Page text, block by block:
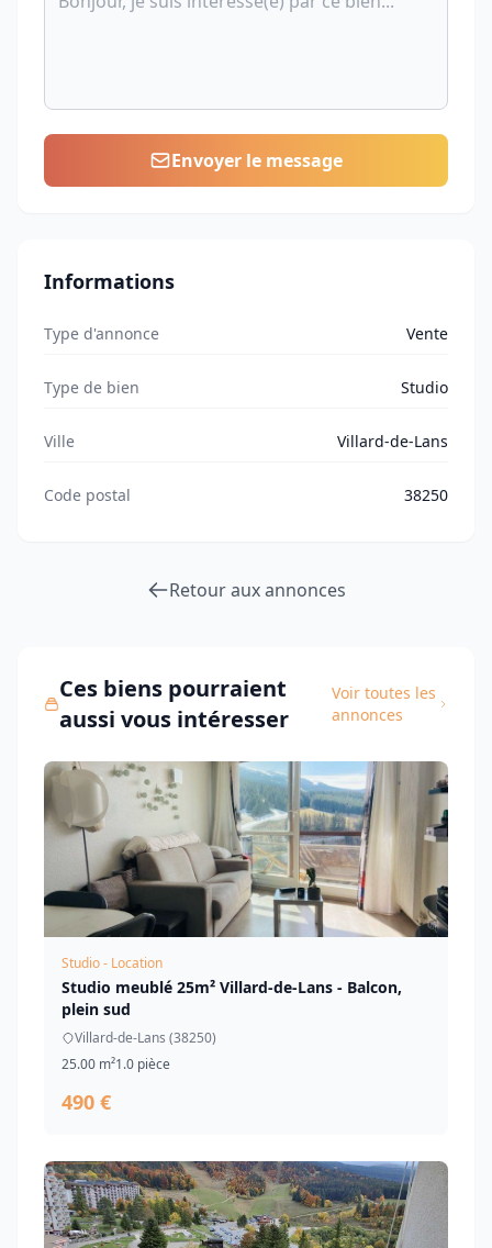
Envoyer le message
Informations
Type d'annonce Vente
Type de bien Studio
Ville Villard-de-Lans
Code postal 38250
Retour aux annonces
Ces biens pourraient
aussi vous intéresser
Voir toutes les
annonces
Studio - Location
Studio meublé 25m² Villard-de-Lans - Balcon,
plein sud
Villard-de-Lans (38250)
25.00 m²1.0 pièce
490 €